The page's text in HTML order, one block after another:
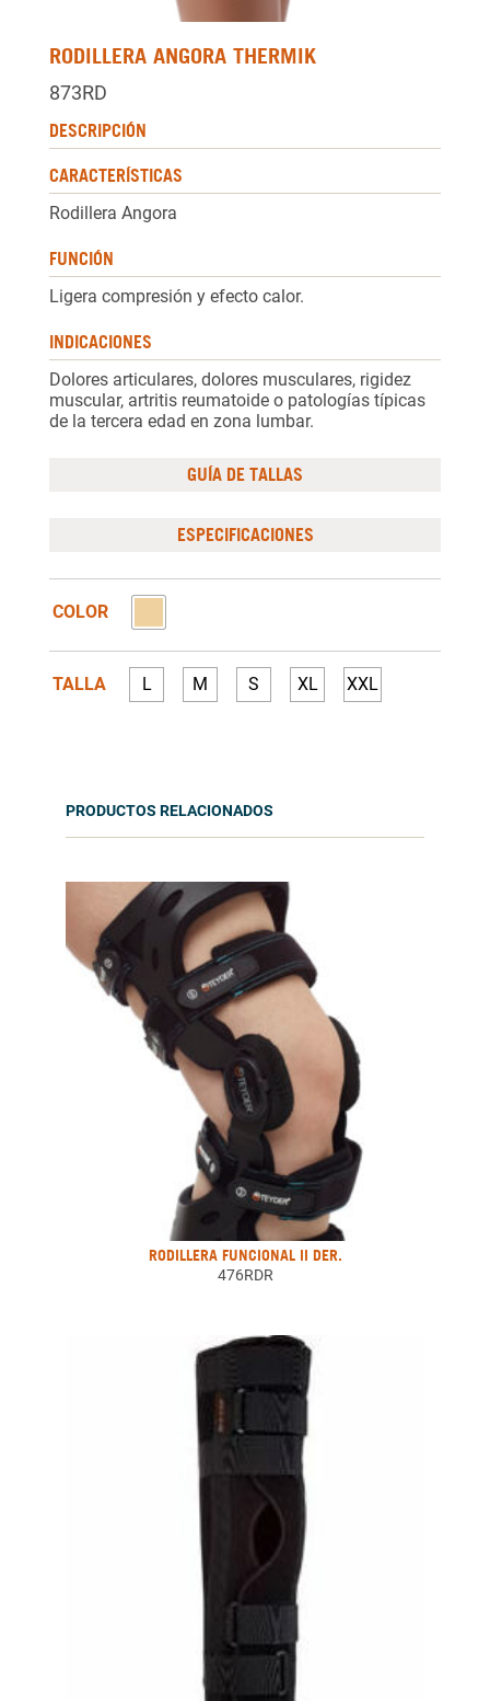
RODILLERA ANGORA THERMIK
873RD
DESCRIPCIÓN
CARACTERÍSTICAS
Rodillera Angora
FUNCIÓN
Ligera compresión y efecto calor.
INDICACIONES
Dolores articulares, dolores musculares, rigidez
muscular, artritis reumatoide o patologías típicas
de la tercera edad en zona lumbar.
GUÍA DE TALLAS
ESPECIFICACIONES
COLOR
TALLA L M S XL XXL
PRODUCTOS RELACIONADOS
RODILLERA FUNCIONAL II DER.
476RDR